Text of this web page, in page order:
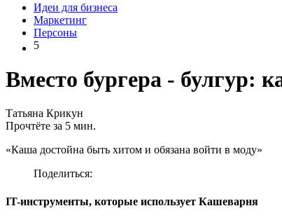
Идеи для бизнеса
Маркетинг
Персоны
5
Вместо бургера - булгур:
Татьяна Крикун
Прочтёте за 5 мин.
«Каша достойна быть хитом и обязана войти в моду»
Поделиться:
IT-инструменты, которые использует Кашеварня